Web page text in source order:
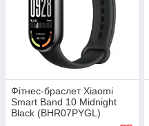
Фітнес-браслет Xiaomi
Smart Band 10 Midnight
Black (BHR07PYGL)